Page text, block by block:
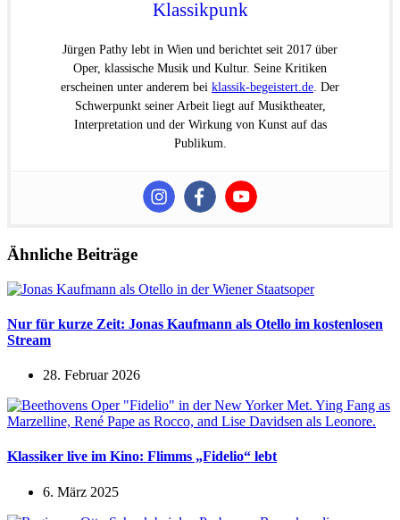
Klassikpunk
Jürgen Pathy lebt in Wien und berichtet seit 2017 über
Oper, klassische Musik und Kultur. Seine Kritiken
erscheinen unter anderem bei klassik-begeistert.de. Der
Schwerpunkt seiner Arbeit liegt auf Musiktheater,
Interpretation und der Wirkung von Kunst auf das
Publikum.
Ähnliche Beiträge
Nur für kurze Zeit: Jonas Kaufmann als Otello im kostenlosen
Stream
28. Februar 2026
Klassiker live im Kino: Flimms „Fidelio“ lebt
6. März 2025